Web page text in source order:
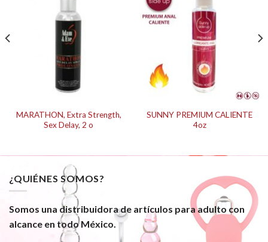
MARATHON, Extra Strength,
Sex Delay, 2 o
SUNNY PREMIUM CALIENTE
4oz
¿QUIÉNES SOMOS?
Somos una distribuidora de artículos para adulto con
alcance en todo México.